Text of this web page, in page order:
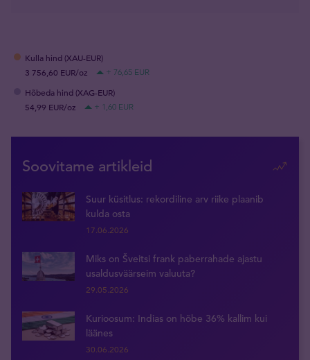
Kulla hind (XAU-EUR)
3 756,60 EUR/oz
+ 76,65 EUR
Hõbeda hind (XAG-EUR)
54,99 EUR/oz
+ 1,60 EUR
Soovitame artikleid
Suur küsitlus: rekordiline arv riike plaanib
kulda osta
17.06.2026
Miks on Šveitsi frank paberrahade ajastu
usaldusväärseim valuuta?
29.05.2026
Kurioosum: Indias on hõbe 36% kallim kui
läänes
30.06.2026